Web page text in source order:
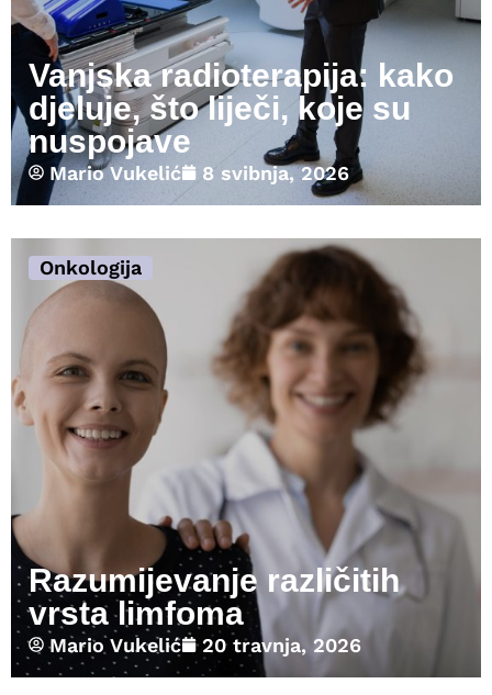
Vanjska radioterapija: kako
djeluje, što liječi, koje su
nuspojave
Mario Vukelić 8 svibnja, 2026
Onkologija
Razumijevanje različitih
vrsta limfoma
Mario Vukelić 20 travnja, 2026